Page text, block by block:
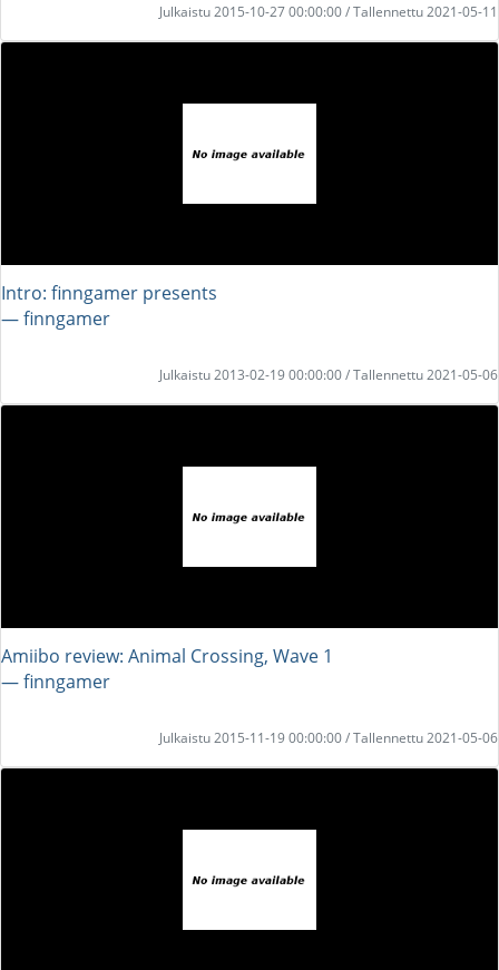
Julkaistu 2015-10-27 00:00:00 / Tallennettu 2021-05-11
Intro: finngamer presents
― finngamer
Julkaistu 2013-02-19 00:00:00 / Tallennettu 2021-05-06
Amiibo review: Animal Crossing, Wave 1
― finngamer
Julkaistu 2015-11-19 00:00:00 / Tallennettu 2021-05-06